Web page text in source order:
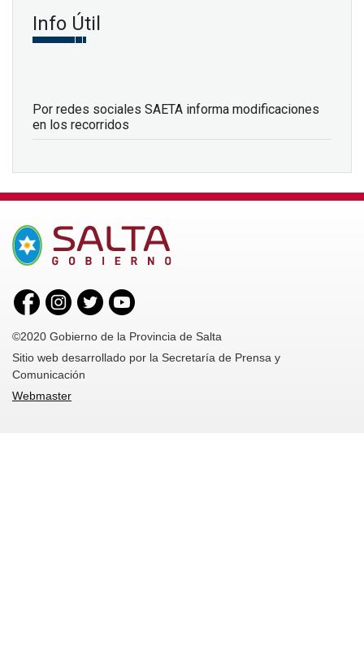
Info Útil
Por redes sociales SAETA informa modificaciones
en los recorridos
©2020 Gobierno de la Provincia de Salta
Sitio web desarrollado por la Secretaría de Prensa y
Comunicación
Webmaster